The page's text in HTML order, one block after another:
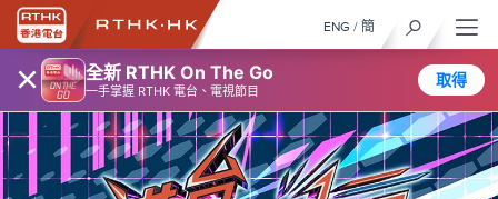
× 全新 RTHK On The Go
一手掌握 RTHK 電台、電視節目
取得
ENG / 簡